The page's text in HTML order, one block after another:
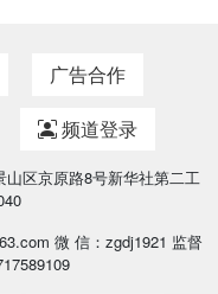
广告合作
频道登录
区京原路8号新华社第二工
微 信：zgdj1921 监督